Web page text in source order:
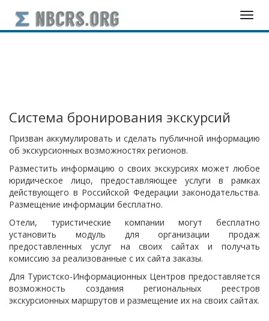
Система бронирования экскурсий
Призван аккумулировать и сделать публичной информацию
об экскурсионных возможностях регионов.
Разместить информацию о своих экскурсиях может любое
юридическое лицо, предоставляющее услуги в рамках
действующего в Российской Федерации законодательства.
Размещение информации бесплатно.
Отели, туристические компании могут бесплатно
установить модуль для организации продаж
предоставленных услуг на своих сайтах и получать
комиссию за реализованные с их сайта заказы.
Для Туристско-Информационных Центров предоставляется
возможность создания региональных реестров
экскурсионных маршрутов и размещение их на своих сайтах.